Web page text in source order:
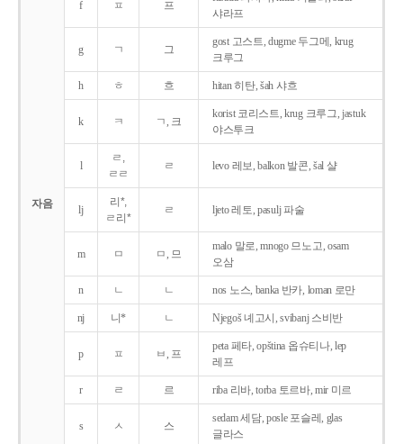
자음
f ㅍ 프
샤라프
g ㄱ 그
gost 고스트, dugme 두그메, krug
크루그
h ㅎ 흐 hitan 히탄, šah 샤흐
k ㅋ ㄱ, 크
korist 코리스트, krug 크루그, jastuk
야스투크
l
ㄹ,
ㄹㄹ
ㄹ levo 레보, balkon 발콘, šal 샬
lj
리*,
ㄹ리*
ㄹ ljeto 레토, pasulj 파술
m ㅁ ㅁ, 므
malo 말로, mnogo 므노고, osam
오삼
n ㄴ ㄴ nos 노스, banka 반카, loman 로만
nj 니* ㄴ Njegoš 녜고시, svibanj 스비반
p ㅍ ㅂ, 프
peta 페타, opština 옵슈티나, lep
레프
r ㄹ 르 riba 리바, torba 토르바, mir 미르
s ㅅ 스
sedam 세담, posle 포슬레, glas
글라스